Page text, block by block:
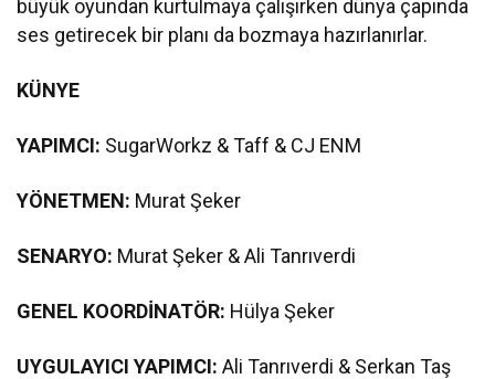
büyük oyundan kurtulmaya çalışırken dünya çapında
ses getirecek bir planı da bozmaya hazırlanırlar.
KÜNYE
YAPIMCI: SugarWorkz & Taff & CJ ENM
YÖNETMEN: Murat Şeker
SENARYO: Murat Şeker & Ali Tanrıverdi
GENEL KOORDİNATÖR: Hülya Şeker
UYGULAYICI YAPIMCI: Ali Tanrıverdi & Serkan Taş